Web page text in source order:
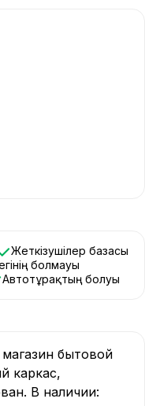
Жеткізушілер базасы
болмауы
Автотұрақтың болуы
бытовой
каркас,
В наличии: